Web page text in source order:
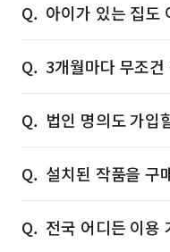
아이가 있는 집도
3개월마다 무조
법인 명의도 가입
설치된 작품을 구
전국 어디든 이용